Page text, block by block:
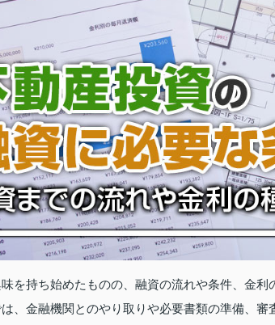
を持ち始めたものの、融資の流れや条件、金利
、金融機関とのやり取りや必要書類の準備、